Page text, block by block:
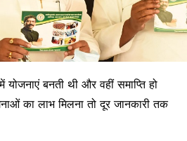
बनती थी और वहीं समाप्ति हो
का लाभ मिलना तो दूर जानकारी तक